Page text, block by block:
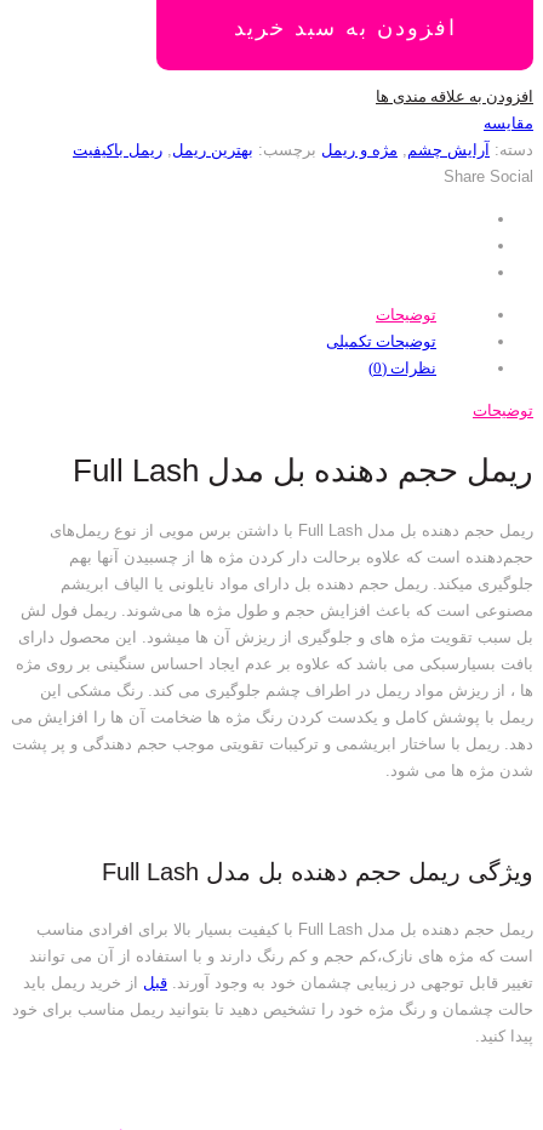
افزودن به سبد خرید
افزودن به علاقه مندی ها
مقایسه
دسته: آرایش چشم, مژه و ریمل برچسب: بهترین ریمل, ریمل باکیفیت
Share Social
توضیحات
توضیحات تکمیلی
نظرات (0)
توضیحات
ریمل حجم دهنده بل مدل Full Lash
ریمل حجم دهنده بل مدل Full Lash با داشتن برس مویی از نوع ریمل‌های
حجم‌دهنده است که علاوه برحالت دار کردن مژه ها از چسبیدن آنها بهم
جلوگیری میکند. ریمل حجم دهنده بل دارای مواد نایلونی یا الیاف ابریشم
مصنوعی است که باعث افزایش حجم و طول مژه ها می‌شوند. ریمل فول لش
بل سبب تقویت مژه های و جلوگیری از ریزش آن ها میشود. این محصول دارای
بافت بسیارسبکی می باشد که علاوه بر عدم ایجاد احساس سنگینی بر روی مژه
ها ، از ریزش مواد ریمل در اطراف چشم جلوگیری می کند. رنگ مشکی این
ریمل با پوشش کامل و یکدست کردن رنگ مژه ها ضخامت آن ها را افزایش می
دهد. ریمل با ساختار ابریشمی و ترکیبات تقویتی موجب حجم دهندگی و پر پشت
شدن مژه ها می شود.
ویژگی ریمل حجم دهنده بل مدل Full Lash
ریمل حجم دهنده بل مدل Full Lash با کیفیت بسیار بالا برای افرادی مناسب
است که مژه های نازک،کم حجم و کم رنگ دارند و با استفاده از آن می توانند
تغییر قابل توجهی در زیبایی چشمان خود به وجود آورند. قبل از خرید ریمل باید
حالت چشمان و رنگ مژه خود را تشخیص دهید تا بتوانید ریمل مناسب برای خود
پیدا کنید.